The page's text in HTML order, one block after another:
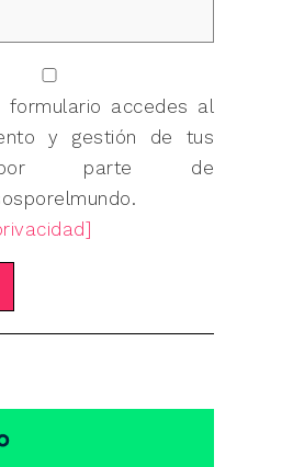
accedes al
y gestión de tus
parte de